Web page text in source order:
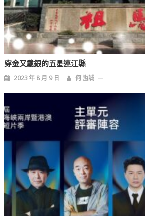
穿金又戴銀的五星連江縣
2023 年 8 月 9 日 何 溢誠